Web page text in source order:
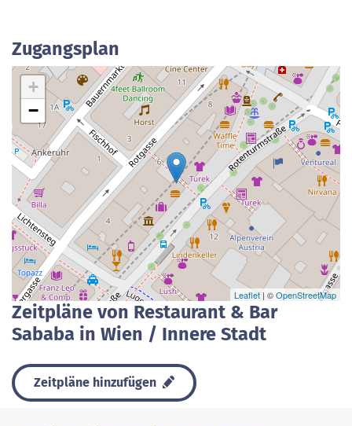
Zugangsplan
+
−
Leaflet | ©OpenStreetMap
Zeitpläne von Restaurant & Bar
Sababa in Wien / Innere Stadt
Zeitpläne hinzufügen